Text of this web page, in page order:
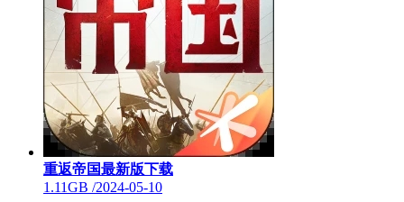
重返帝国最新版下载
1.11GB /2024-05-10